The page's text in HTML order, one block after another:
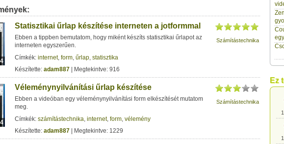
Statisztikai űrlap készítése interneten a jotformmal
Ebben a tippben bemutatom, hogy miként készíts statisztikai űrlapot az
interneten egyszerűen.
Címkék: internet, form, űrlap, statisztika
Készítette: adam887 | Megtekintve: 916
Számítástechnika
Véleménynyilvánítási űrlap készítése
Ebben a videóban egy véleménynyilvánítási form elkészítését mutatom
meg.
Címkék: számítástechnika, internet, form, vélemény
Készítette: adam887 | Megtekintve: 1229
Számítástechnika
Ez